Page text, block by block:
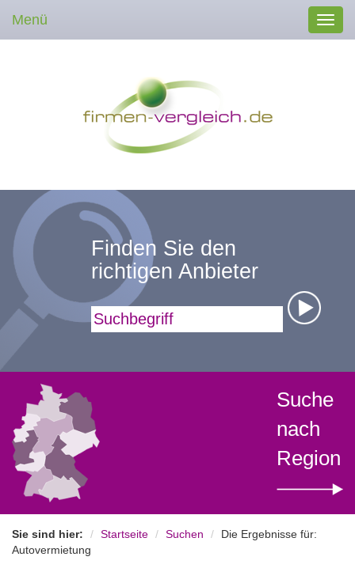
Menü
Finden Sie den
richtigen Anbieter
Suchbegriff
Suche
nach
Region
Sie sind hier: Startseite Suchen
Die Ergebnisse für:
Autovermietung